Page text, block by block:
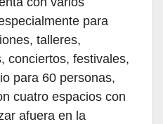
para
talleres,
conciertos, festivales,
para 60 personas,
cuatro espacios con
afuera en la